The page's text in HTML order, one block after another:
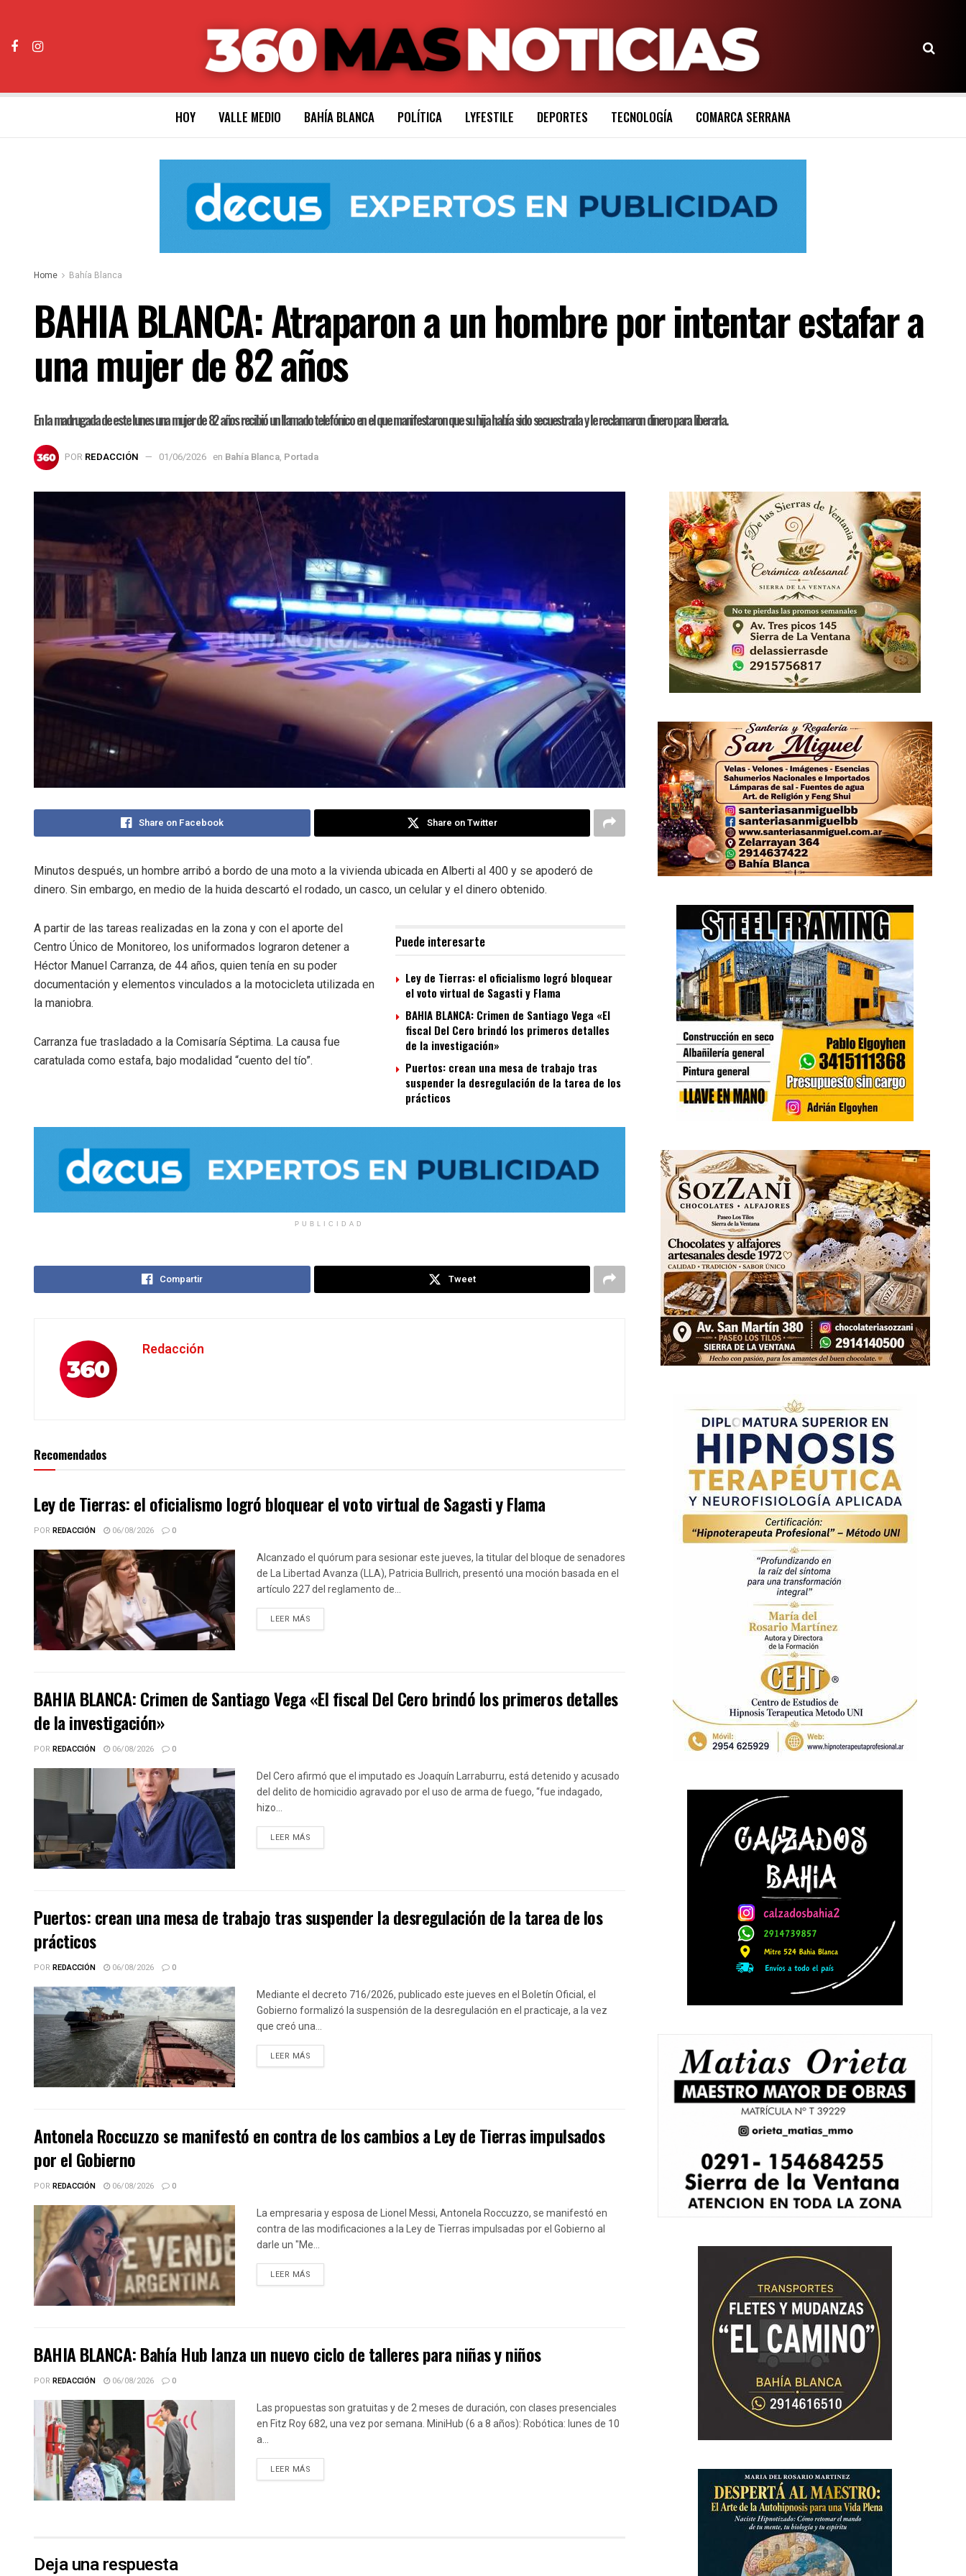
HOY VALLE MEDIO BAHÍA BLANCA POLÍTICA LYFESTILE DEPORTES TECNOLOGÍA COMARCA SERRANA
Home Bahía Blanca
BAHIA BLANCA: Atraparon a un hombre por intentar estafar a
una mujer de 82 años
En la madrugada de este lunes una mujer de 82 años recibió un llamado telefónico en el que manifestaron que su hija había sido secuestrada y le reclamaron dinero para liberarla.
POR REDACCIÓN 01/06/2026 en Bahía Blanca, Portada
Share on Facebook Share on Twitter
Minutos después, un hombre arribó a bordo de una moto a la vivienda ubicada en Alberti al 400 y se apoderó de
dinero. Sin embargo, en medio de la huida descartó el rodado, un casco, un celular y el dinero obtenido.
Puede interesarte
Ley de Tierras: el oficialismo logró bloquear
el voto virtual de Sagasti y Flama
BAHIA BLANCA: Crimen de Santiago Vega «El
fiscal Del Cero brindó los primeros detalles
de la investigación»
Puertos: crean una mesa de trabajo tras
suspender la desregulación de la tarea de los
prácticos
A partir de las tareas realizadas en la zona y con el aporte del
Centro Único de Monitoreo, los uniformados lograron detener a
Héctor Manuel Carranza, de 44 años, quien tenía en su poder
documentación y elementos vinculados a la motocicleta utilizada en
la maniobra.
Carranza fue trasladado a la Comisaría Séptima. La causa fue
caratulada como estafa, bajo modalidad “cuento del tío”.
PUBLICIDAD
Compartir Tweet
Redacción
Recomendados
Ley de Tierras: el oficialismo logró bloquear el voto virtual de Sagasti y Flama
POR REDACCIÓN 06/08/2026 0
Alcanzado el quórum para sesionar este jueves, la titular del bloque de senadores
de La Libertad Avanza (LLA), Patricia Bullrich, presentó una moción basada en el
artículo 227 del reglamento de...
LEER MÁS
BAHIA BLANCA: Crimen de Santiago Vega «El fiscal Del Cero brindó los primeros detalles
de la investigación»
POR REDACCIÓN 06/08/2026 0
Del Cero afirmó que el imputado es Joaquín Larraburru, está detenido y acusado
del delito de homicidio agravado por el uso de arma de fuego, “fue indagado,
hizo...
LEER MÁS
Puertos: crean una mesa de trabajo tras suspender la desregulación de la tarea de los
prácticos
POR REDACCIÓN 06/08/2026 0
Mediante el decreto 716/2026, publicado este jueves en el Boletín Oficial, el
Gobierno formalizó la suspensión de la desregulación en el practicaje, a la vez
que creó una...
LEER MÁS
Antonela Roccuzzo se manifestó en contra de los cambios a Ley de Tierras impulsados
por el Gobierno
POR REDACCIÓN 06/08/2026 0
La empresaria y esposa de Lionel Messi, Antonela Roccuzzo, se manifestó en
contra de las modificaciones a la Ley de Tierras impulsadas por el Gobierno al
darle un "Me...
LEER MÁS
BAHIA BLANCA: Bahía Hub lanza un nuevo ciclo de talleres para niñas y niños
POR REDACCIÓN 06/08/2026 0
Las propuestas son gratuitas y de 2 meses de duración, con clases presenciales
en Fitz Roy 682, una vez por semana. MiniHub (6 a 8 años): Robótica: lunes de 10
a...
LEER MÁS
Deja una respuesta